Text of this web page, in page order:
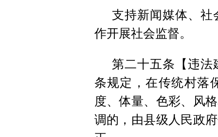
支持新闻媒体、
作开展社会监督。
第二十五条【违
条规定，在传统村落
度、体量、色彩、风
调的，由县级人民政